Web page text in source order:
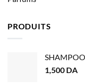
PRODUITS
1,500 DA